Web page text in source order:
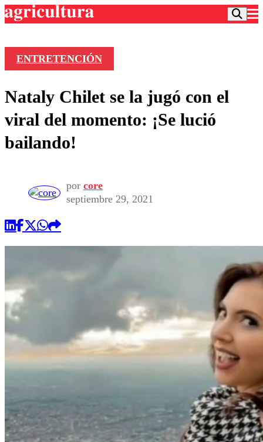
Frecuencias
Agricultura TV
Deportes
Colo Colo
Seleccion Chilena
Torneo Internacional
Entretención
Economía
Internacional
Publicaciones en medios
Opinión
ENTRETENCIÓN
Nataly Chilet se la jugó con el
viral del momento: ¡Se lució
bailando!
por core
septiembre 29, 2021